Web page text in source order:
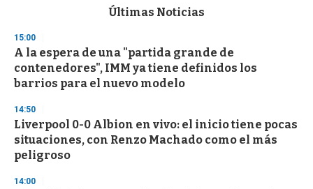
d
s
o
f
3
s
e
c
o
n
d
Últimas Noticias
15:00
A la espera de una "partida grande de
contenedores", IMM ya tiene definidos los
barrios para el nuevo modelo
14:50
Liverpool 0-0 Albion en vivo: el inicio tiene pocas
situaciones, con Renzo Machado como el más
peligroso
14:00